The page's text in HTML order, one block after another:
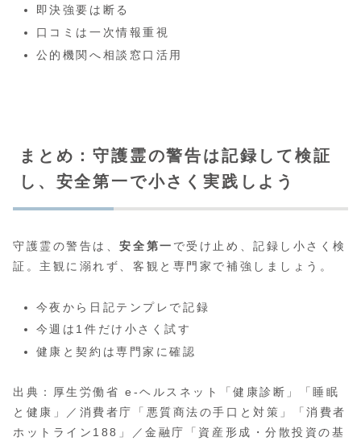
即決強要は断る
口コミは一次情報重視
公的機関へ相談窓口活用
まとめ：守護霊の警告は記録して検証
し、安全第一で小さく実践しよう
守護霊の警告は、安全第一 で受け止め、記録し小さく検
証。主観に溺れず、客観と専門家で補強しましょう。
今夜から日記テンプレで記録
今週は1件だけ小さく試す
健康と契約は専門家に確認
出典：厚生労働省 e-ヘルスネット「健康診断」「睡眠
と健康」／消費者庁「悪質商法の手口と対策」「消費者
ホットライン188」／金融庁「資産形成・分散投資の基